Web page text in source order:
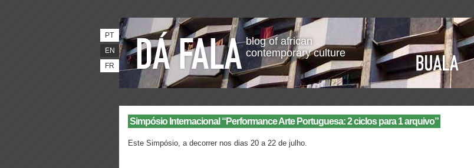
blog of african
contemporary culture
PT
EN
FR
Simpósio Internacional “Performance Arte Portuguesa: 2 ciclos para 1 arquivo”
Este Simpósio, a decorrer nos dias 20 a 22 de julho.